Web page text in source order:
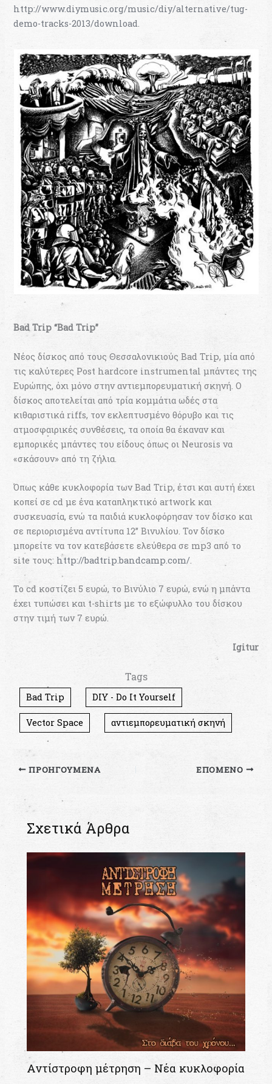
http://www.diymusic.org/music/diy/alternative/tug-
demo-tracks-2013/download.
Bad Trip “Bad Trip”
Νέος δίσκος από τους Θεσσαλονικιούς Bad Trip, μία από
τις καλύτερες Post hardcore instrumental μπάντες της
Ευρώπης, όχι μόνο στην αντιεμπορευματική σκηνή. Ο
δίσκος αποτελείται από τρία κομμάτια ωδές στα
κιθαριστικά riffs, τον εκλεπτυσμένο θόρυβο και τις
ατμοσφαιρικές συνθέσεις, τα οποία θα έκαναν και
εμπορικές μπάντες του είδους όπως οι Neurosis να
«σκάσουν» από τη ζήλια.
Όπως κάθε κυκλοφορία των Bad Trip, έτσι και αυτή έχει
κοπεί σε cd με ένα καταπληκτικό artwork και
συσκευασία, ενώ τα παιδιά κυκλοφόρησαν τον δίσκο και
σε περιορισμένα αντίτυπα 12” Βινυλίου. Τον δίσκο
μπορείτε να τον κατεβάσετε ελεύθερα σε mp3 από το
site τους: http://badtrip.bandcamp.com/.
Το cd κοστίζει 5 ευρώ, το Βινύλιο 7 ευρώ, ενώ η μπάντα
έχει τυπώσει και t-shirts με το εξώφυλλο του δίσκου
στην τιμή των 7 ευρώ.
Igitur
Tags
Bad Trip DIY - Do It Yourself
Vector Space αντιεμπορευματική σκηνή
ΠΡΟΗΓΟΎΜΕΝΑ ΕΠΌΜΕΝΟ
Σχετικά Άρθρα
Αντίστροφη μέτρηση – Νέα κυκλοφορία